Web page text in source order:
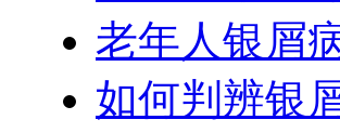
老年人银屑
如何判辨银